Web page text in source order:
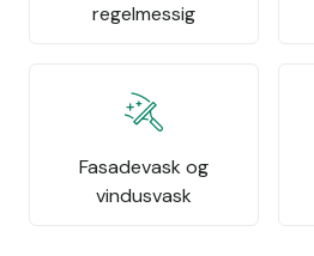
regelmessig
Fasadevask og
vindusvask